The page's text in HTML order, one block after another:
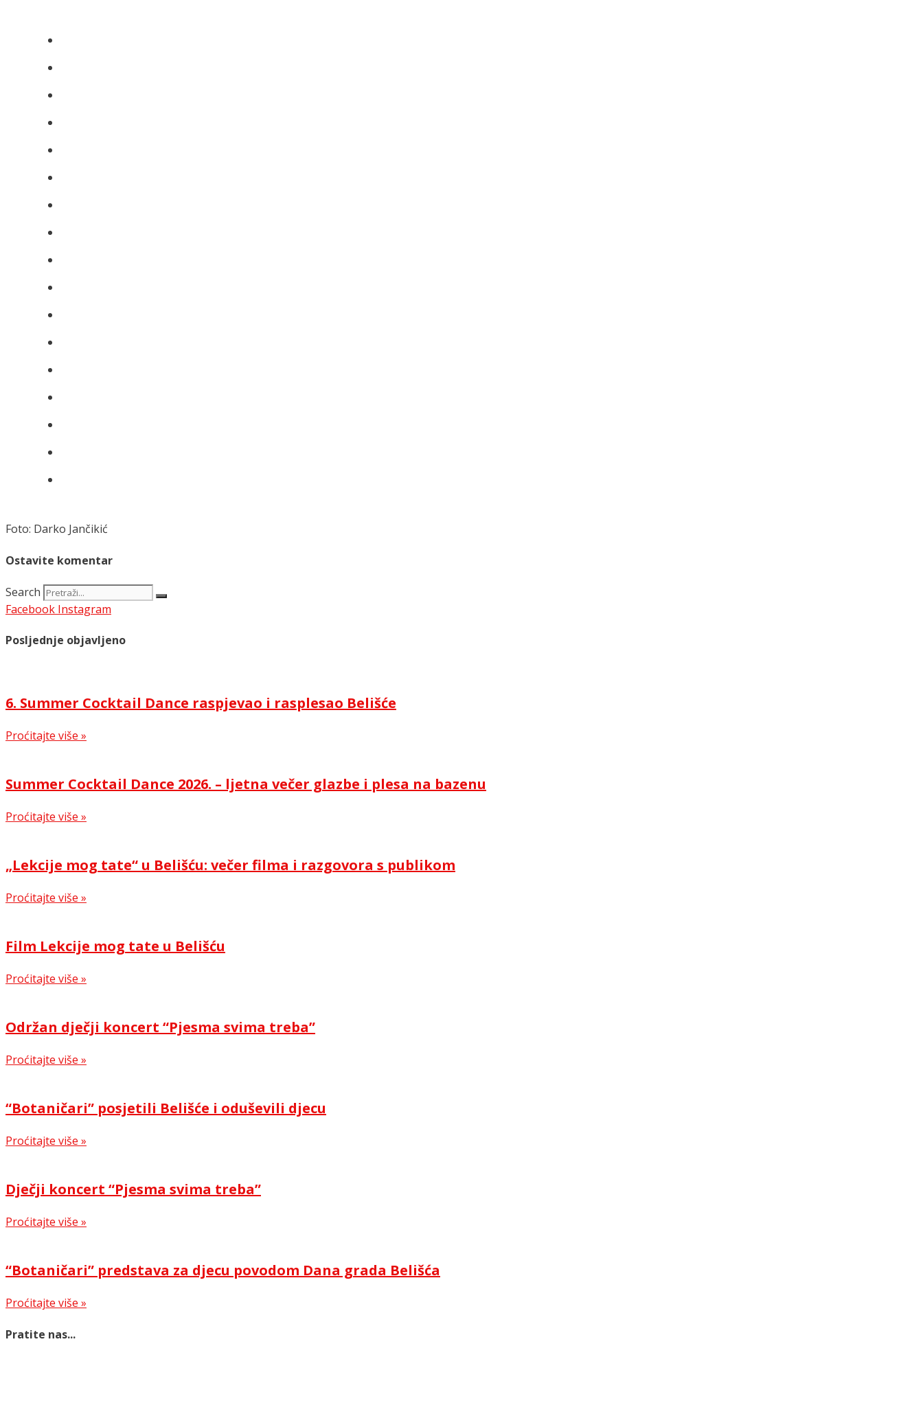
Foto: Darko Jančikić
Ostavite komentar
Search
Facebook Instagram
Posljednje objavljeno
6. Summer Cocktail Dance raspjevao i rasplesao Belišće
Proćitajte više »
Summer Cocktail Dance 2026. – ljetna večer glazbe i plesa na bazenu
Proćitajte više »
„Lekcije mog tate“ u Belišću: večer filma i razgovora s publikom
Proćitajte više »
Film Lekcije mog tate u Belišću
Proćitajte više »
Održan dječji koncert “Pjesma svima treba”
Proćitajte više »
“Botaničari” posjetili Belišće i oduševili djecu
Proćitajte više »
Dječji koncert “Pjesma svima treba”
Proćitajte više »
“Botaničari” predstava za djecu povodom Dana grada Belišća
Proćitajte više »
Pratite nas...